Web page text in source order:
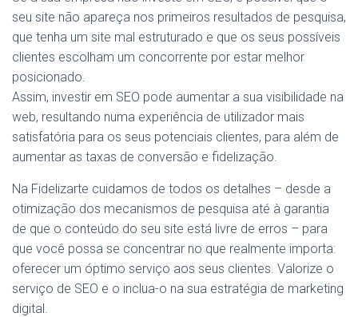
seu site não apareça nos primeiros resultados de pesquisa,
que tenha um site mal estruturado e que os seus possíveis
clientes escolham um concorrente por estar melhor
posicionado.
Assim, investir em SEO pode aumentar a sua visibilidade na
web, resultando numa experiência de utilizador mais
satisfatória para os seus potenciais clientes, para além de
aumentar as taxas de conversão e fidelização.
Na Fidelizarte cuidamos de todos os detalhes – desde a
otimização dos mecanismos de pesquisa até à garantia
de que o conteúdo do seu site está livre de erros – para
que você possa se concentrar no que realmente importa:
oferecer um óptimo serviço aos seus clientes. Valorize o
serviço de SEO e o inclua-o na sua estratégia de marketing
digital.